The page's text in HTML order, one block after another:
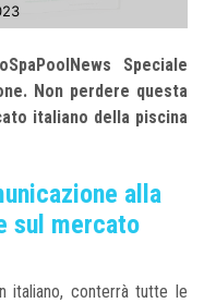
Speciale
Non perdere questa
italiano della piscina
alla
sul mercato
italiano, conterrà tutte le